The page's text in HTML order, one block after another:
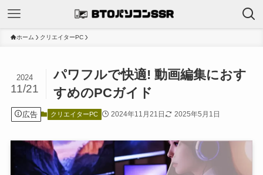
ホーム クリエイターPC
パワフルで快適! 動画編集におす
すめのPCガイド
2024
11/21
広告 クリエイターPC 2024年11月21日 2025年5月1日